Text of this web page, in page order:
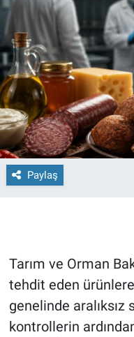
Paylaş
Tarım ve Orman
tehdit eden
genelinde aralıksız
kontrollerin